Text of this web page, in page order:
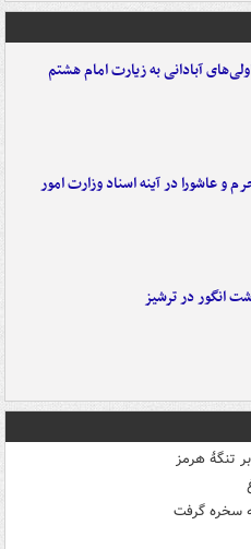
اولی‌های آبادانی به زیارت امام هشتم
و عاشورا در آینه اسناد وزارت امور
انگور در ترشیز
تنگۀ هرمز
سخره گرفت